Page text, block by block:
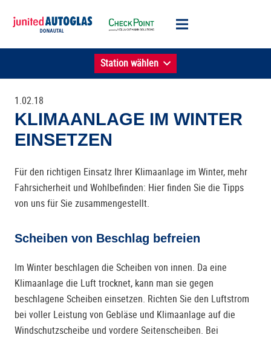
Station wählen
1.02.18
KLIMAANLAGE IM WINTER
EINSETZEN
Für den richtigen Einsatz Ihrer Klimaanlage im Winter, mehr
Fahrsicherheit und Wohlbefinden: Hier finden Sie die Tipps
von uns für Sie zusammengestellt.
Scheiben von Beschlag befreien
Im Winter beschlagen die Scheiben von innen. Da eine
Klimaanlage die Luft trocknet, kann man sie gegen
beschlagene Scheiben einsetzen. Richten Sie den Luftstrom
bei voller Leistung von Gebläse und Klimaanlage auf die
Windschutzscheibe und vordere Seitenscheiben. Bei